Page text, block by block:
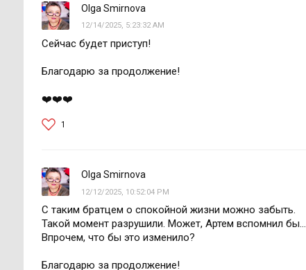
Olga Smirnova
12/14/2025, 5:23:32 AM
Сейчас будет приступ!
Благодарю за продолжение!
❤️❤️❤️
1
Olga Smirnova
12/12/2025, 10:52:04 PM
С таким братцем о спокойной жизни можно забыть.
Такой момент разрушили. Может, Артем вспомнил бы...
Впрочем, что бы это изменило?
Благодарю за продолжение!